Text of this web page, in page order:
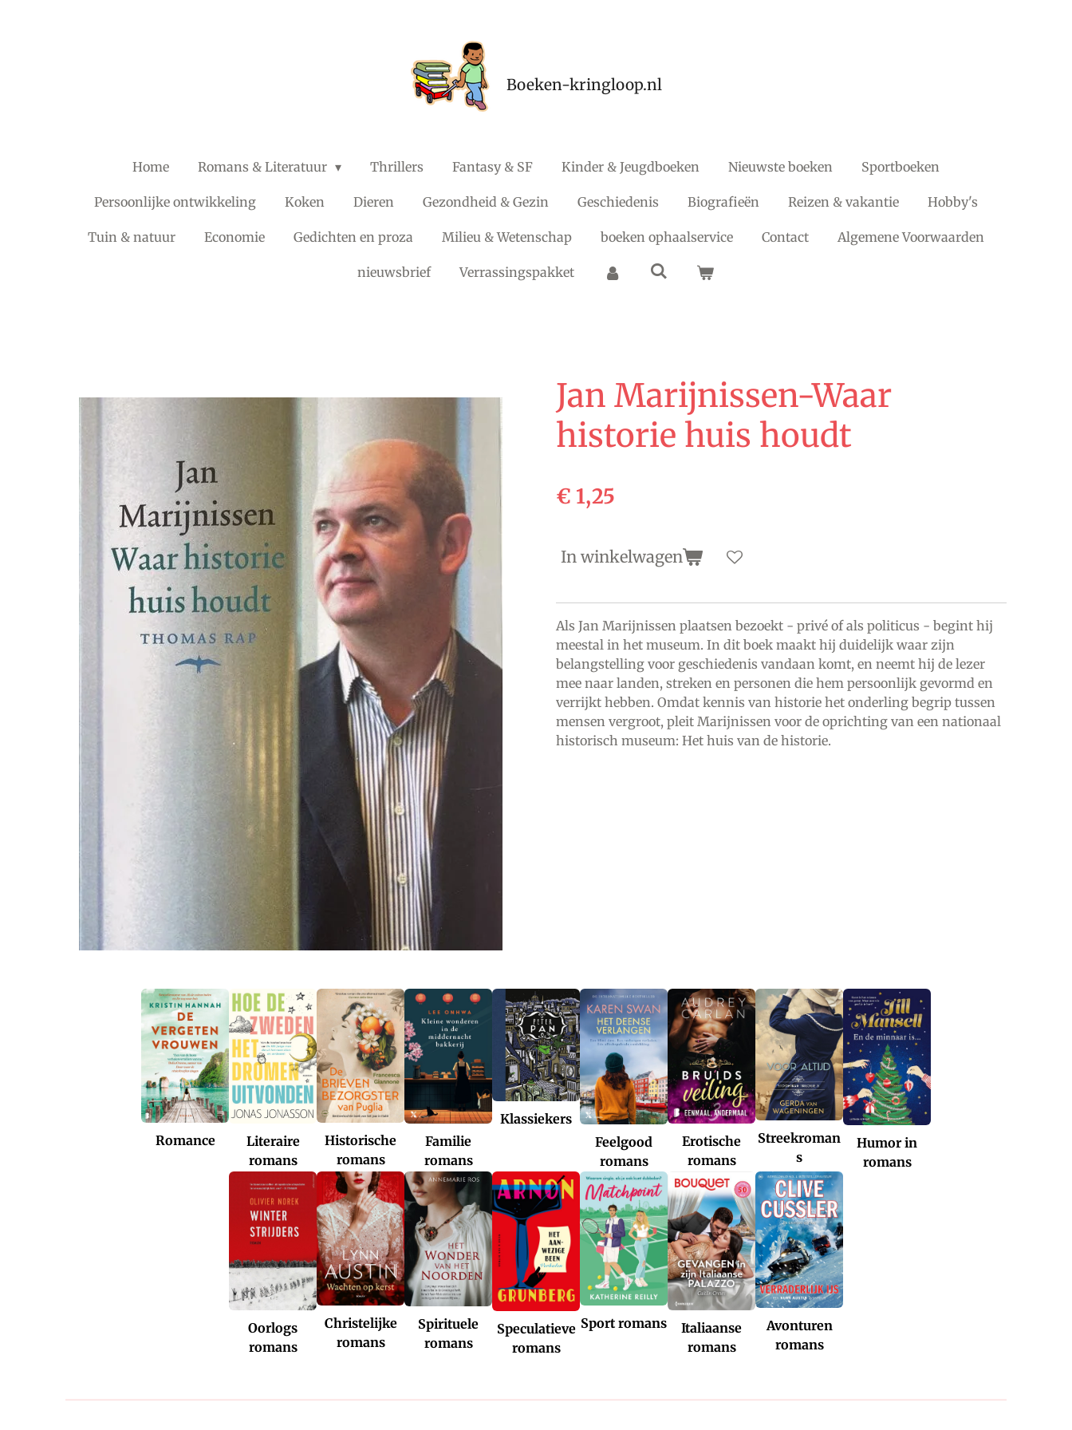
Boeken-kringloop.nl
Home Romans & Literatuur Thrillers Fantasy & SF Kinder & Jeugdboeken Nieuwste boeken Sportboeken
Persoonlijke ontwikkeling Koken Dieren Gezondheid & Gezin Geschiedenis Biografieën Reizen & vakantie Hobby's
Tuin & natuur Economie Gedichten en proza Milieu & Wetenschap boeken ophaalservice Contact Algemene Voorwaarden
nieuwsbrief Verrassingspakket
Jan Marijnissen-Waar
historie huis houdt
€ 1,25
In winkelwagen
Als Jan Marijnissen plaatsen bezoekt - privé of als politicus - begint hij
meestal in het museum. In dit boek maakt hij duidelijk waar zijn
belangstelling voor geschiedenis vandaan komt, en neemt hij de lezer
mee naar landen, streken en personen die hem persoonlijk gevormd en
verrijkt hebben. Omdat kennis van historie het onderling begrip tussen
mensen vergroot, pleit Marijnissen voor de oprichting van een nationaal
historisch museum: Het huis van de historie.
Romance
Literaire
romans
Historische
romans
Familie
romans
Klassiekers
Feelgood
romans
Erotische
romans
Streekroman
s
Humor in
romans
Oorlogs
romans
Christelijke
romans
Spirituele
romans
Speculatieve
romans
Sport romans
Italiaanse
romans
Avonturen
romans